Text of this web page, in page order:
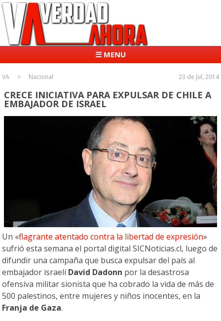
☰ MENU
VA Nacional 23 de Jul, 2014
CRECE INICIATIVA PARA EXPULSAR DE CHILE A
EMBAJADOR DE ISRAEL
Un «flagrante atentado contra la libertad de expresión»
sufrió esta semana el portal digitalSICNoticias.cl, luego de
difundir una campaña que busca expulsar del país al
embajador israelíDavid Dadonn por la desastrosa
ofensiva militar sionista que ha cobrado la vida de más de
500 palestinos, entre mujeres y niños inocentes, en la
Franja de Gaza.